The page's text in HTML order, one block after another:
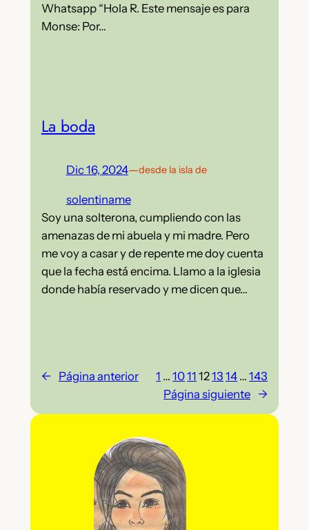
Whatsapp “Hola R. Este mensaje es para
Monse: Por…
La boda
Dic 16, 2024—desde la isla de
solentiname
Soy una solterona, cumpliendo con las
amenazas de mi abuela y mi madre. Pero
me voy a casar y de repente me doy cuenta
que la fecha está encima. Llamo a la iglesia
donde había reservado y me dicen que…
← Página anterior 1 … 1011 1213 14 … 143
Página siguiente →